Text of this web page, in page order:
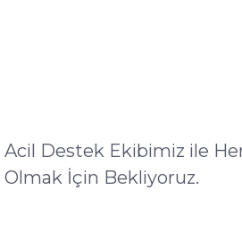
Acil Destek Ekibimiz ile
Olmak İçin Bekliyoruz.